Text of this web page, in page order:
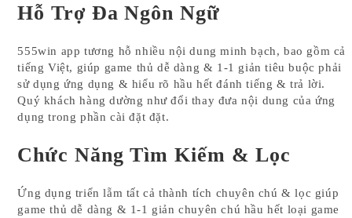
Hỗ Trợ Đa Ngôn Ngữ
555win app tương hỗ nhiều nội dung minh bạch, bao gồm cả
tiếng Việt, giúp game thủ dễ dàng & 1-1 giản tiêu buộc phải
sử dụng ứng dụng & hiểu rõ hầu hết đánh tiếng & trả lời.
Quý khách hàng dường như đổi thay đưa nội dung của ứng
dụng trong phần cài đặt đặt.
Chức Năng Tìm Kiếm & Lọc
Ứng dụng triển lẵm tất cả thành tích chuyên chú & lọc giúp
game thủ dễ dàng & 1-1 giản chuyên chú hầu hết loại game